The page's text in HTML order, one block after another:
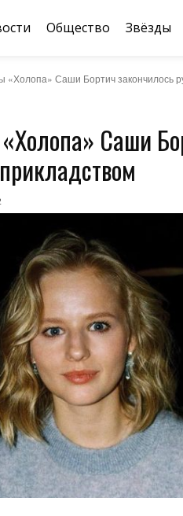
Общество Звёзды
«Холопа» Саши Бортич закончилось
Саши